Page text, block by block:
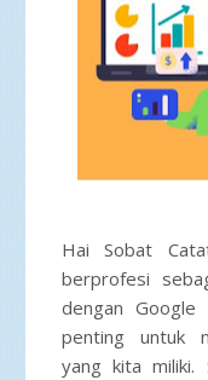
Hai Sobat
berprofesi
dengan Google
penting untuk
yang kita miliki.